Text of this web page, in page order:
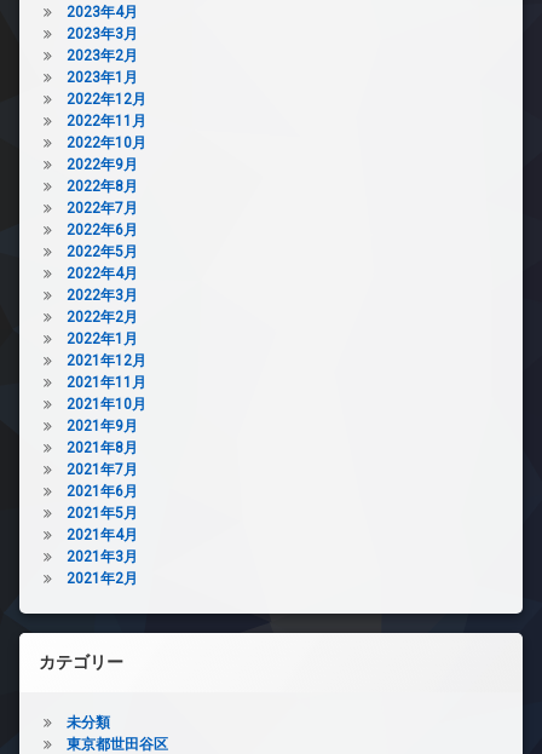
2023年4月
2023年3月
2023年2月
2023年1月
2022年12月
2022年11月
2022年10月
2022年9月
2022年8月
2022年7月
2022年6月
2022年5月
2022年4月
2022年3月
2022年2月
2022年1月
2021年12月
2021年11月
2021年10月
2021年9月
2021年8月
2021年7月
2021年6月
2021年5月
2021年4月
2021年3月
2021年2月
カテゴリー
未分類
東京都世田谷区